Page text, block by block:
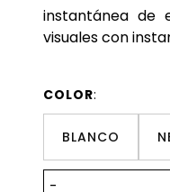
instantánea de
visuales con
COLOR:
BLANCO
-